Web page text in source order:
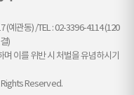
(예관동) /TEL : 02-3396-4114 (120
)
이를 위반 시 처벌을 유념하시기
Reserved.